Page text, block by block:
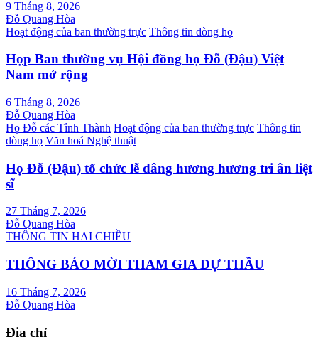
9 Tháng 8, 2026
Đỗ Quang Hòa
Hoạt động của ban thường trực Thông tin dòng họ
Họp Ban thường vụ Hội đồng họ Đỗ (Đậu) Việt
Nam mở rộng
6 Tháng 8, 2026
Đỗ Quang Hòa
Họ Đỗ các Tỉnh Thành Hoạt động của ban thường trực Thông tin
dòng họ Văn hoá Nghệ thuật
Họ Đỗ (Đậu) tổ chức lễ dâng hương hương tri ân liệt
sĩ
27 Tháng 7, 2026
Đỗ Quang Hòa
THÔNG TIN HAI CHIỀU
THÔNG BÁO MỜI THAM GIA DỰ THẦU
16 Tháng 7, 2026
Đỗ Quang Hòa
Địa chỉ